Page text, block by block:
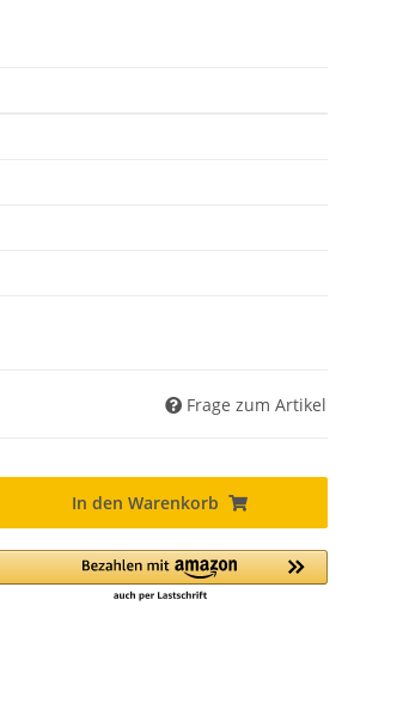
Frage zum Artikel
In den Warenkorb